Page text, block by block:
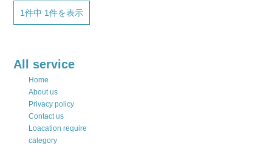
1件中 1件を表示
All service
Home
About us
Privacy policy
Contact us
Loacation require
category